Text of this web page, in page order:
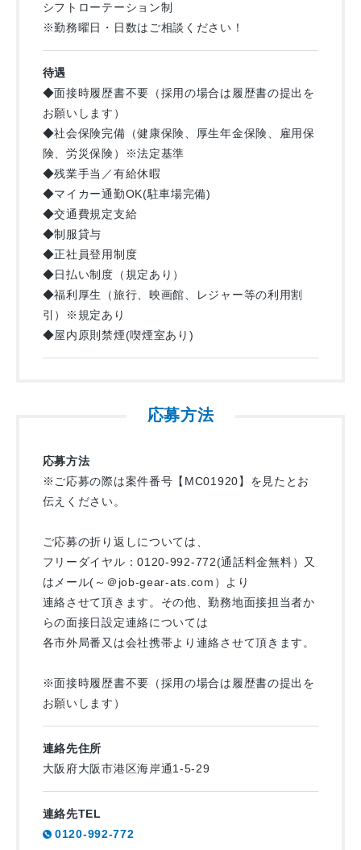
シフトローテーション制
※勤務曜日・日数はご相談ください！
待遇
◆面接時履歴書不要（採用の場合は履歴書の提出を
お願いします）
◆社会保険完備（健康保険、厚生年金保険、雇用保
険、労災保険）※法定基準
◆残業手当／有給休暇
◆マイカー通勤OK(駐車場完備)
◆交通費規定支給
◆制服貸与
◆正社員登用制度
◆日払い制度（規定あり）
◆福利厚生（旅行、映画館、レジャー等の利用割
引）※規定あり
◆屋内原則禁煙(喫煙室あり)
応募方法
応募方法
※ご応募の際は案件番号【MC01920】を見たとお
伝えください。
ご応募の折り返しについては、
フリーダイヤル：0120-992-772(通話料金無料）又
はメール(～＠job-gear-ats.com）より
連絡させて頂きます。その他、勤務地面接担当者か
らの面接日設定連絡については
各市外局番又は会社携帯より連絡させて頂きます。
※面接時履歴書不要（採用の場合は履歴書の提出を
お願いします）
連絡先住所
大阪府大阪市港区海岸通1-5-29
連絡先TEL
0120-992-772